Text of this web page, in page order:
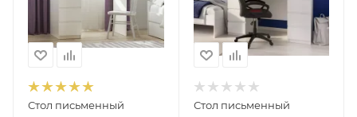
Стол письменный
Стол письменный